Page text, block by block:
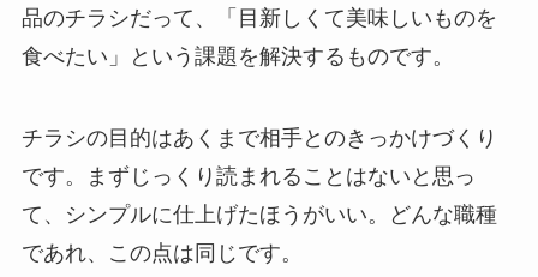
品のチラシだって、「目新しくて美味しいものを
食べたい」という課題を解決するものです。
チラシの目的はあくまで相手とのきっかけづくり
です。まずじっくり読まれることはないと思っ
て、シンプルに仕上げたほうがいい。どんな職種
であれ、この点は同じです。